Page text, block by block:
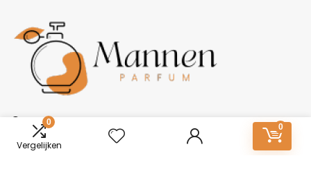
0
Vergelijken
0
Over ons
Mannen-Parfum.nl: Essentie van onderscheid. Ontdek een